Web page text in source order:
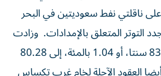
ناقلتي نفط سعوديتين في البحر
التوتر المتعلق بالإمدادات. وزادت
العقود الآجلة لخام برنت 83 سنتا، ‌أو 1.04 بالمئة، إلى 80.28